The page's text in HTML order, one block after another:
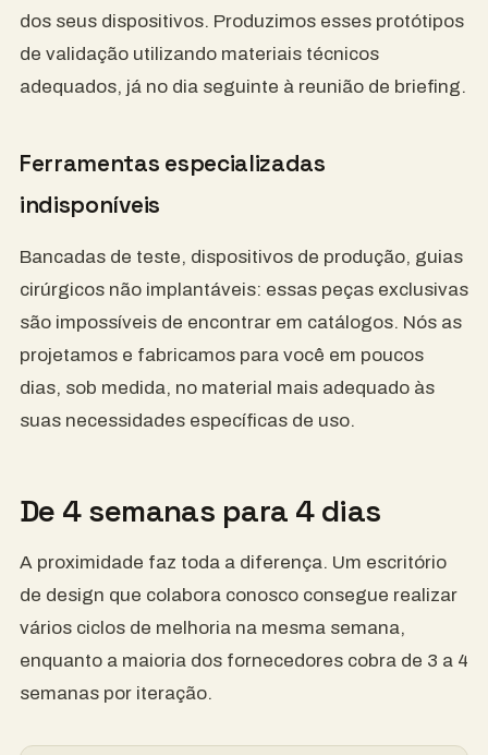
dos seus dispositivos. Produzimos esses protótipos
de validação utilizando materiais técnicos
adequados, já no dia seguinte à reunião de briefing.
Ferramentas especializadas
indisponíveis
Bancadas de teste, dispositivos de produção, guias
cirúrgicos não implantáveis: essas peças exclusivas
são impossíveis de encontrar em catálogos. Nós as
projetamos e fabricamos para você em poucos
dias, sob medida, no material mais adequado às
suas necessidades específicas de uso.
De 4 semanas para 4 dias
A proximidade faz toda a diferença. Um escritório
de design que colabora conosco consegue realizar
vários ciclos de melhoria na mesma semana,
enquanto a maioria dos fornecedores cobra de 3 a 4
semanas por iteração.